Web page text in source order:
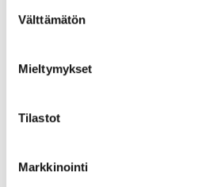
valinta
Välttämätön
Mieltymykset
Tilastot
Markkinointi
sea freight services from
solution for urgent deliveries.
Speakers